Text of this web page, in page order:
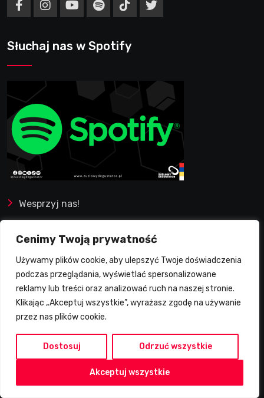
Cenimy Twoją prywatność
Używamy plików cookie, aby ulepszyć Twoje doświadczenia
podczas przeglądania, wyświetlać spersonalizowane
reklamy lub treści oraz analizować ruch na naszej stronie.
Klikając „Akceptuj wszystkie”, wyrażasz zgodę na używanie
przez nas plików cookie.
Dostosuj Odrzuć wszystkie
Akceptuj wszystkie
Słuchaj nas w Spotify
Wesprzyj nas!
Ostatnio dodane
2026-08-07 2026-08-07